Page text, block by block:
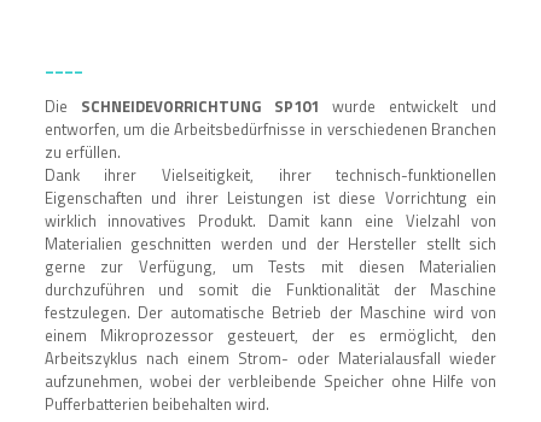
Die SCHNEIDEVORRICHTUNG SP101 wurde entwickelt und
entworfen, um die Arbeitsbedürfnisse in verschiedenen Branchen
zu erfüllen.
Dank ihrer Vielseitigkeit, ihrer technisch-funktionellen
Eigenschaften und ihrer Leistungen ist diese Vorrichtung ein
wirklich innovatives Produkt. Damit kann eine Vielzahl von
Materialien geschnitten werden und der Hersteller stellt sich
gerne zur Verfügung, um Tests mit diesen Materialien
durchzuführen und somit die Funktionalität der Maschine
festzulegen. Der automatische Betrieb der Maschine wird von
einem Mikroprozessor gesteuert, der es ermöglicht, den
Arbeitszyklus nach einem Strom- oder Materialausfall wieder
aufzunehmen, wobei der verbleibende Speicher ohne Hilfe von
Pufferbatterien beibehalten wird.